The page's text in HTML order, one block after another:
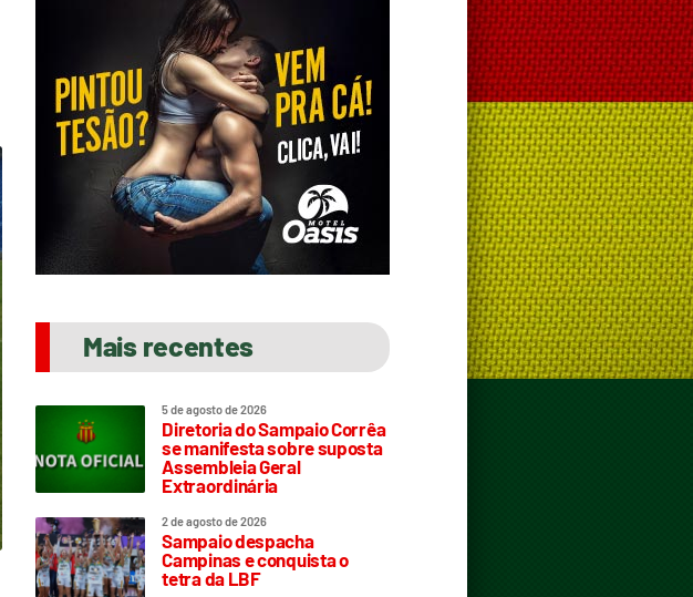
Mais recentes
5 de agosto de 2026
Diretoria do Sampaio Corrêa
se manifesta sobre suposta
Assembleia Geral
Extraordinária
2 de agosto de 2026
Sampaio despacha
Campinas e conquista o
tetra da LBF